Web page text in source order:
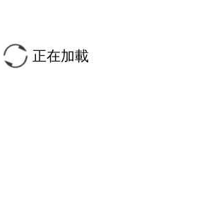
正在加載